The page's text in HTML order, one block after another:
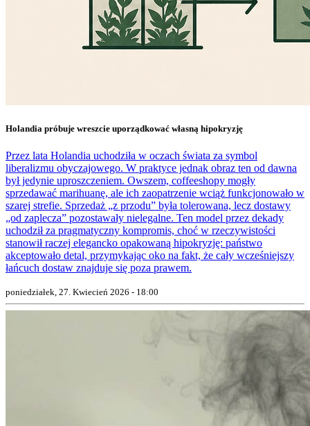
Holandia próbuje wreszcie uporządkować własną hipokryzję
Przez lata Holandia uchodziła w oczach świata za symbol
liberalizmu obyczajowego. W praktyce jednak obraz ten od dawna
był jedynie uproszczeniem. Owszem, coffeeshopy mogły
sprzedawać marihuanę, ale ich zaopatrzenie wciąż funkcjonowało w
szarej strefie. Sprzedaż „z przodu” była tolerowana, lecz dostawy
„od zaplecza” pozostawały nielegalne. Ten model przez dekady
uchodził za pragmatyczny kompromis, choć w rzeczywistości
stanowił raczej elegancko opakowaną hipokryzję: państwo
akceptowało detal, przymykając oko na fakt, że cały wcześniejszy
łańcuch dostaw znajduje się poza prawem.
poniedziałek, 27. Kwiecień 2026 - 18:00